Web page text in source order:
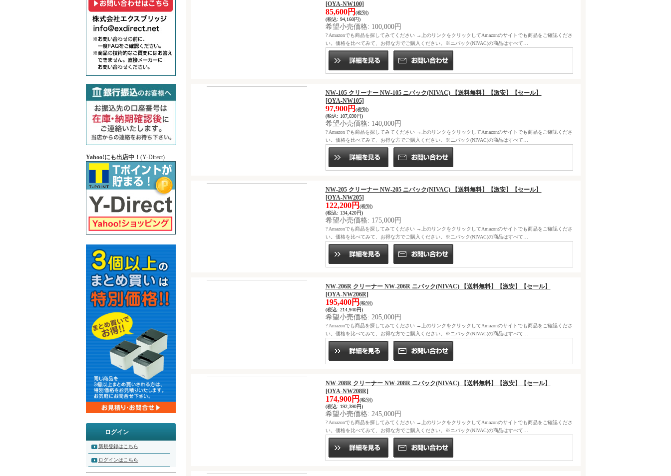
Yahoo!にも出店中！ (Y-Direct)
ログイン
新規登録はこちら
ログインはこちら
[OYA-NW100]
85,600円 (税別)
(税込: 94,160円)
希望小売価格: 100,000円
? Amazonでも商品を探してみてください →上のリンクをクリックしてAmazonのサイトでも商品をご確認くださ
い。価格を比べてみて、お得な方でご購入ください。※ニバック(NIVAC)の商品はすべて…
NW-105 クリーナー NW-105 ニバック(NIVAC) 【送料無料】【激安】【セール】
[OYA-NW105]
97,900円 (税別)
(税込: 107,690円)
希望小売価格: 140,000円
? Amazonでも商品を探してみてください →上のリンクをクリックしてAmazonのサイトでも商品をご確認くださ
い。価格を比べてみて、お得な方でご購入ください。※ニバック(NIVAC)の商品はすべて…
NW-205 クリーナー NW-205 ニバック(NIVAC) 【送料無料】【激安】【セール】
[OYA-NW205]
122,200円 (税別)
(税込: 134,420円)
希望小売価格: 175,000円
? Amazonでも商品を探してみてください →上のリンクをクリックしてAmazonのサイトでも商品をご確認くださ
い。価格を比べてみて、お得な方でご購入ください。※ニバック(NIVAC)の商品はすべて…
NW-206R クリーナー NW-206R ニバック(NIVAC) 【送料無料】【激安】【セール】
[OYA-NW206R]
195,400円 (税別)
(税込: 214,940円)
希望小売価格: 205,000円
? Amazonでも商品を探してみてください →上のリンクをクリックしてAmazonのサイトでも商品をご確認くださ
い。価格を比べてみて、お得な方でご購入ください。※ニバック(NIVAC)の商品はすべて…
NW-208R クリーナー NW-208R ニバック(NIVAC) 【送料無料】【激安】【セール】
[OYA-NW208R]
174,900円 (税別)
(税込: 192,390円)
希望小売価格: 245,000円
? Amazonでも商品を探してみてください →上のリンクをクリックしてAmazonのサイトでも商品をご確認くださ
い。価格を比べてみて、お得な方でご購入ください。※ニバック(NIVAC)の商品はすべて…